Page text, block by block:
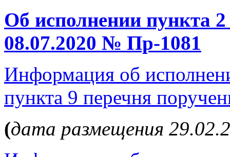
Об исполнении пункта
08.07.2020 № Пр-1081
Информация об
пункта 9 перечня
(дата размещения